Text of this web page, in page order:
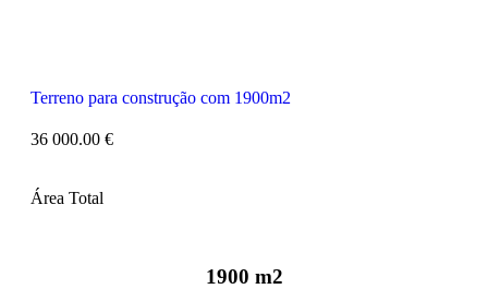
Terreno para construção com 1900m2
36 000.00 €
Área Total
1900 m2